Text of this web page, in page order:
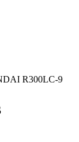
R300LC-9